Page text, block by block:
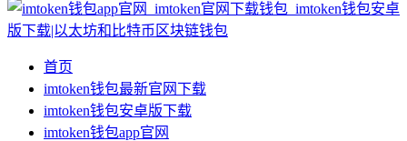
首页
imtoken钱包最新官网下载
imtoken钱包安卓版下载
imtoken钱包app官网